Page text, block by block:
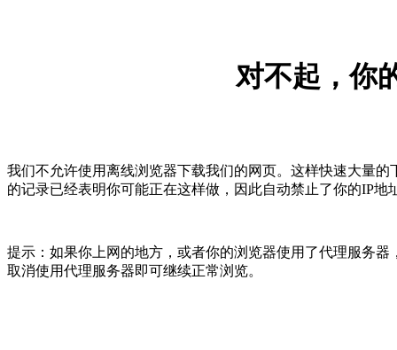
对不起，你
我们不允许使用离线浏览器下载我们的网页。这样快速大量
的记录已经表明你可能正在这样做，因此自动禁止了你的IP
提示：如果你上网的地方，或者你的浏览器使用了代理服务
取消使用代理服务器即可继续正常浏览。